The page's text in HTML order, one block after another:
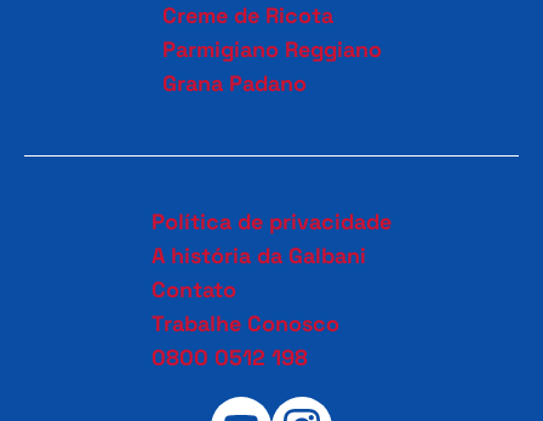
Creme de Ricota
Parmigiano Reggiano
Grana Padano
Política de privacidade
A história da Galbani
Contato
Trabalhe Conosco
0800 0512 198